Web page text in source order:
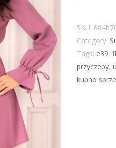
SKU:
Category:
Tags: e39,
przyczepy,
kupno